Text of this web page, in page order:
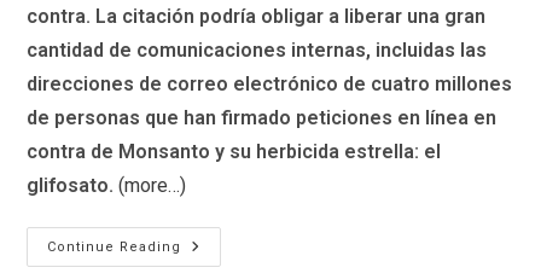
contra. La citación podría obligar a liberar una gran
cantidad de comunicaciones internas, incluidas las
direcciones de correo electrónico de cuatro millones
de personas que han firmado peticiones en línea en
contra de Monsanto y su herbicida estrella: el
glifosato. (more…)
Continue Reading
Monsanto
Exige